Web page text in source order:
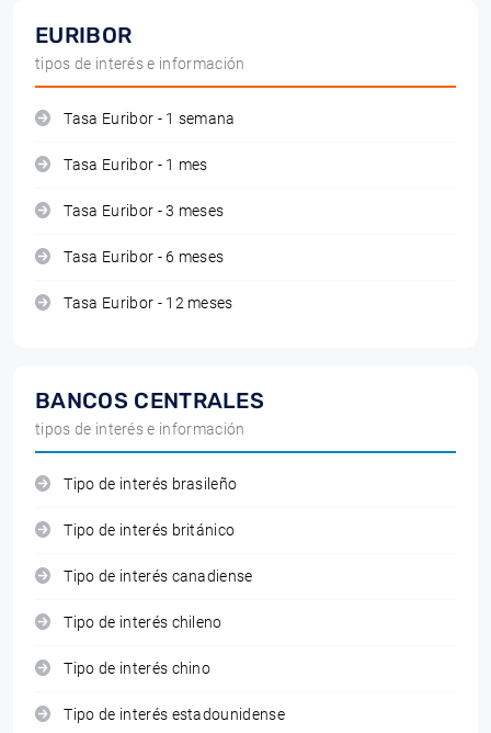
EURIBOR
tipos de interés e información
Tasa Euribor - 1 semana
Tasa Euribor - 1 mes
Tasa Euribor - 3 meses
Tasa Euribor - 6 meses
Tasa Euribor - 12 meses
BANCOS CENTRALES
tipos de interés e información
Tipo de interés brasileño
Tipo de interés británico
Tipo de interés canadiense
Tipo de interés chileno
Tipo de interés chino
Tipo de interés estadounidense